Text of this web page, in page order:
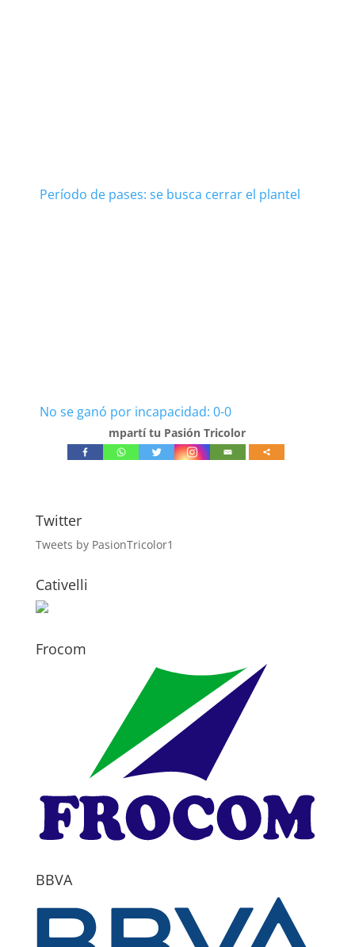
Período de pases: se busca cerrar el plantel
No se ganó por incapacidad: 0-0
mpartí tu Pasión Tricolor
Twitter
Tweets by PasionTricolor1
Cativelli
Frocom
BBVA